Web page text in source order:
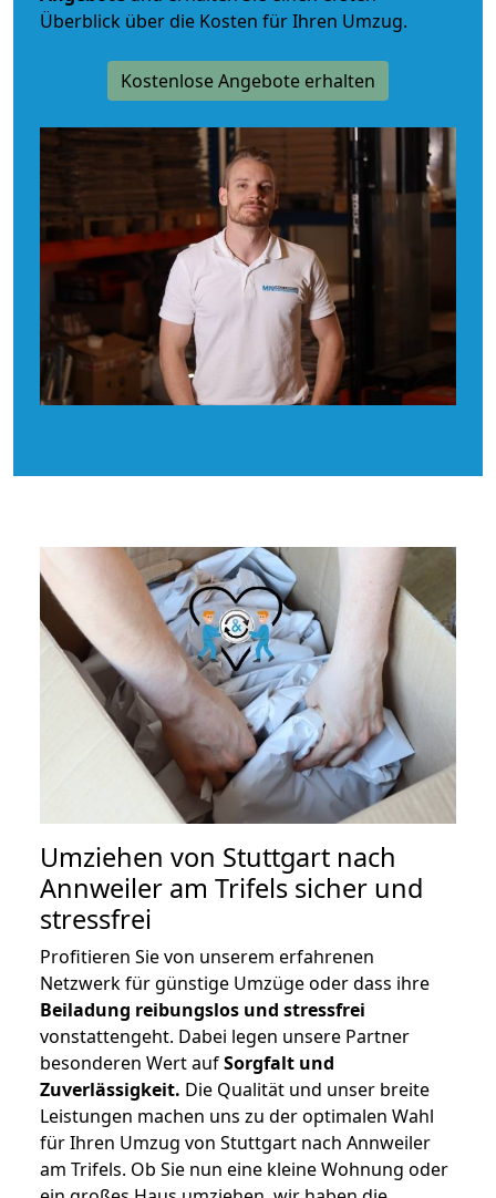
Überblick über die Kosten für Ihren Umzug.
Kostenlose Angebote erhalten
Umziehen von Stuttgart nach
Annweiler am Trifels sicher und
stressfrei
Profitieren Sie von unserem erfahrenen
Netzwerk für günstige Umzüge oder dass ihre
Beiladung reibungslos und stressfrei
vonstattengeht. Dabei legen unsere Partner
besonderen Wert aufSorgfalt und
Zuverlässigkeit. Die Qualität und unser breite
Leistungen machen uns zu der optimalen Wahl
für Ihren Umzug von Stuttgart nach Annweiler
am Trifels. Ob Sie nun eine kleine Wohnung oder